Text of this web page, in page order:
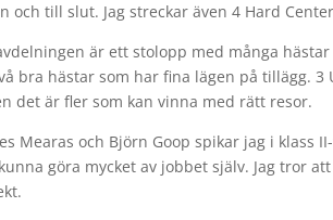
och till slut. Jag streckar även 4 Hard
är ett stolopp med många
bra hästar som har fina lägen på tillägg.
det är fler som kan vinna med rätt resor.
Mearas och Björn Goop spikar jag i
göra mycket av jobbet själv. Jag tror